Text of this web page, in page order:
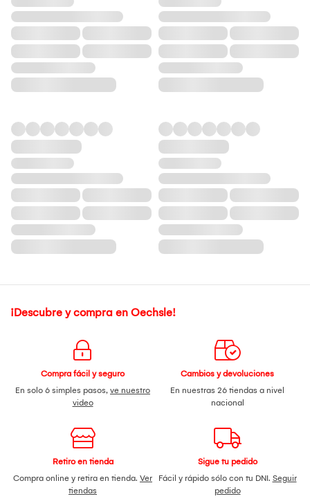
¡Descubre y compra en Oechsle!
Compra fácil y seguro
En solo 6 simples pasos, ve nuestro
video
Cambios y devoluciones
En nuestras 26 tiendas a nivel
nacional
Retiro en tienda
Compra online y retira en tienda. Ver
tiendas
Sigue tu pedido
Fácil y rápido sólo con tu DNI. Seguir
pedido